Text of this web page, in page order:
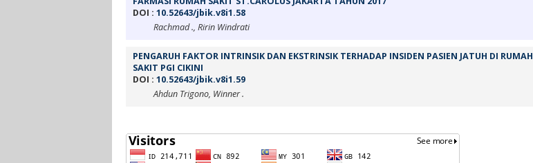
DOI : 10.52643/jbik.v8i1.58
Rachmad ., Ririn Windrati
PENGARUH FAKTOR INTRINSIK DAN EKSTRINSIK TERHADAP INSIDEN PASIEN JATUH DI RUMAH
SAKIT PGI CIKINI
DOI : 10.52643/jbik.v8i1.59
Ahdun Trigono, Winner .